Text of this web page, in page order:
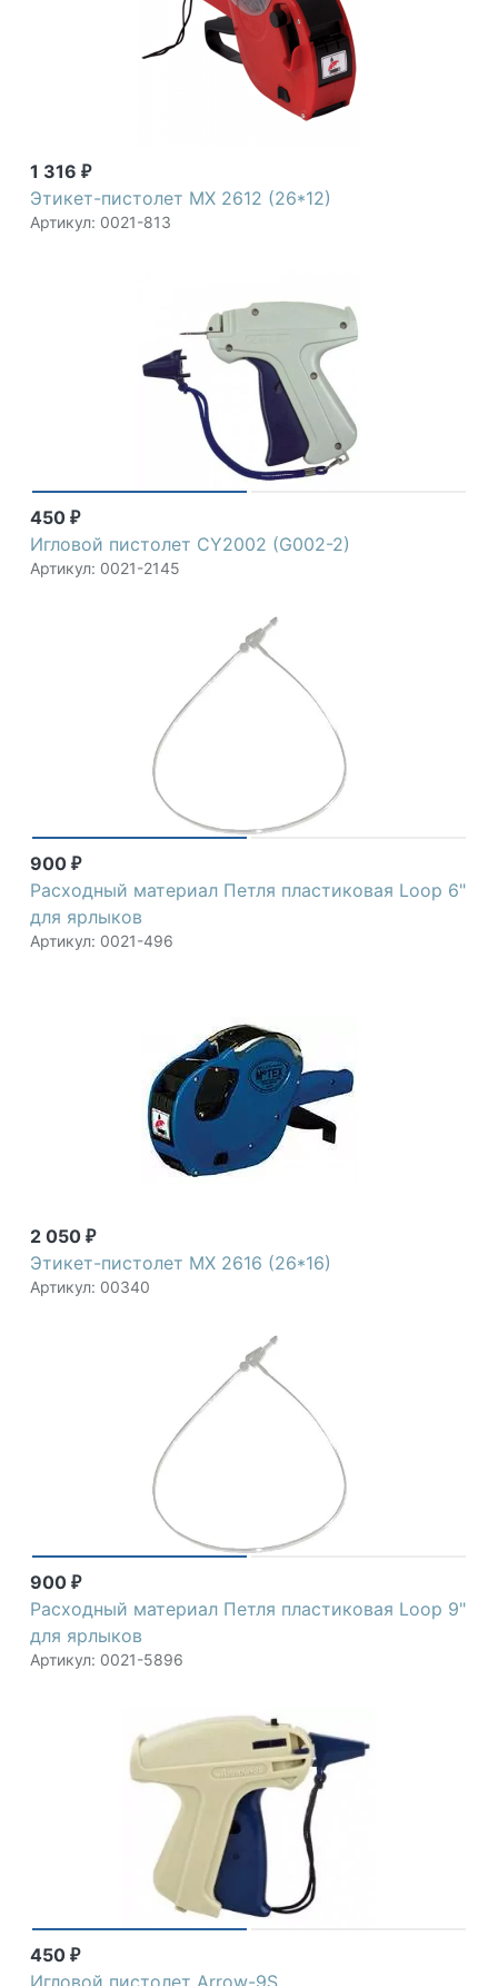
1 316 ₽
Этикет-пистолет MX 2612 (26*12)
Артикул: 0021-813
450 ₽
Игловой пистолет CY2002 (G002-2)
Артикул: 0021-2145
900 ₽
Расходный материал Петля пластиковая Loop 6"
для ярлыков
Артикул: 0021-496
2 050 ₽
Этикет-пистолет MX 2616 (26*16)
Артикул: 00340
900 ₽
Расходный материал Петля пластиковая Loop 9"
для ярлыков
Артикул: 0021-5896
450 ₽
Игловой пистолет Arrow-9S